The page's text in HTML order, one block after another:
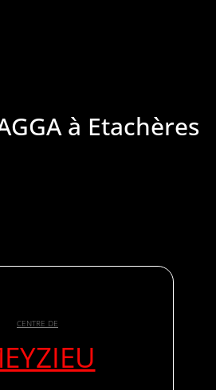
à Etachères
CENTRE DE